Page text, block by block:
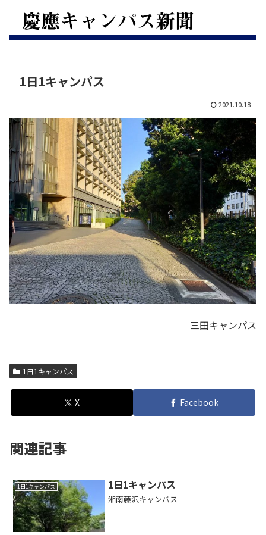
1日1キャンパス
2021.10.18
三田キャンパス
1日1キャンパス
X Facebook
関連記事
1日1キャンパス 1日1キャンパス
湘南藤沢キャンパス